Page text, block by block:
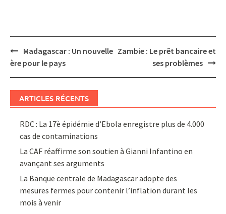
Post
navigation
Madagascar : Un nouvelle
ère pour le pays
Zambie : Le prêt bancaire et
ses problèmes
ARTICLES RÉCENTS
RDC : La 17è épidémie d’Ebola enregistre plus de 4.000
cas de contaminations
La CAF réaffirme son soutien à Gianni Infantino en
avançant ses arguments
La Banque centrale de Madagascar adopte des
mesures fermes pour contenir l’inflation durant les
mois à venir